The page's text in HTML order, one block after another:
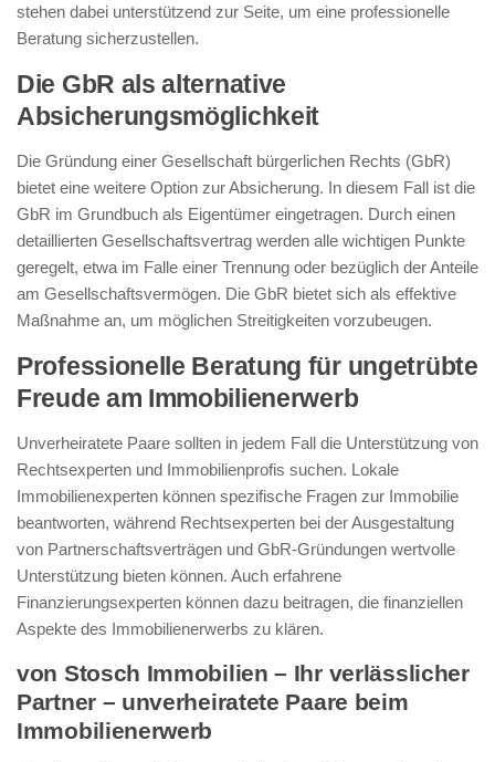
stehen dabei unterstützend zur Seite, um eine professionelle
Beratung sicherzustellen.
Die GbR als alternative
Absicherungsmöglichkeit
Die Gründung einer Gesellschaft bürgerlichen Rechts (GbR)
bietet eine weitere Option zur Absicherung. In diesem Fall ist die
GbR im Grundbuch als Eigentümer eingetragen. Durch einen
detaillierten Gesellschaftsvertrag werden alle wichtigen Punkte
geregelt, etwa im Falle einer Trennung oder bezüglich der Anteile
am Gesellschaftsvermögen. Die GbR bietet sich als effektive
Maßnahme an, um möglichen Streitigkeiten vorzubeugen.
Professionelle Beratung für ungetrübte
Freude am Immobilienerwerb
Unverheiratete Paare sollten in jedem Fall die Unterstützung von
Rechtsexperten und Immobilienprofis suchen. Lokale
Immobilienexperten können spezifische Fragen zur Immobilie
beantworten, während Rechtsexperten bei der Ausgestaltung
von Partnerschaftsverträgen und GbR-Gründungen wertvolle
Unterstützung bieten können. Auch erfahrene
Finanzierungsexperten können dazu beitragen, die finanziellen
Aspekte des Immobilienerwerbs zu klären.
von Stosch Immobilien – Ihr verlässlicher
Partner – unverheiratete Paare beim
Immobilienerwerb